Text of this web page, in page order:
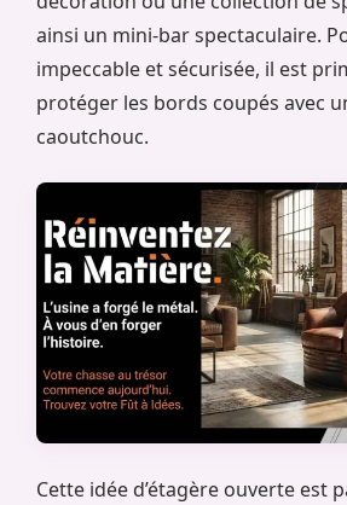
ainsi un mini-bar spectaculaire.
impeccable et sécurisée, il est
protéger les bords coupés avec
caoutchouc.
Cette idée d’étagère ouverte est